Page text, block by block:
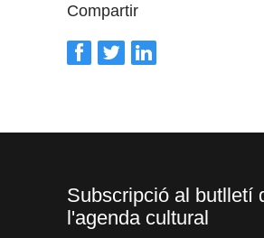
Compartir
Subscripció al butlletí
l'agenda cultural